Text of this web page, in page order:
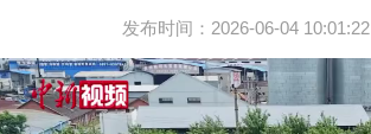
发布时间：2026-06-04 10:01:22